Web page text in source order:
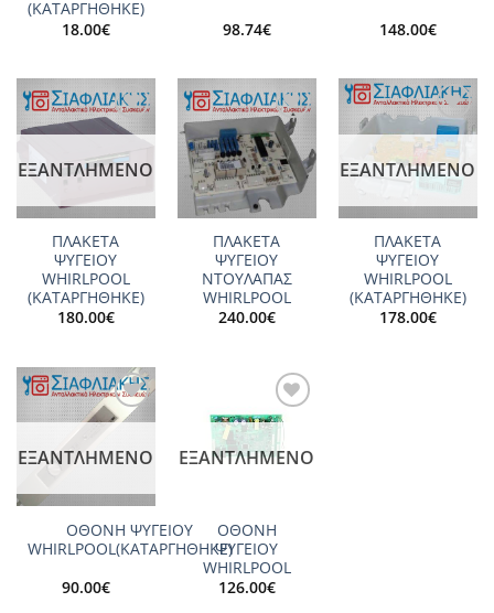
(ΚΑΤΑΡΓΗΘΗΚΕ)
18.00€ 98.74€ 148.00€
Add to
ΕΞΑΝΤΛΗΜΈΝΟ
ΠΛΑΚΕΤΑ
ΨΥΓΕΙΟΥ
WHIRLPOOL
(ΚΑΤΑΡΓΗΘΗΚΕ)
180.00€
Add to
wishlist
ΠΛΑΚΕΤΑ
ΨΥΓΕΙΟΥ
ΝΤΟΥΛΑΠΑΣ
WHIRLPOOL
240.00€
Add to
wishlist
ΕΞΑΝΤΛΗΜΈΝΟ
ΠΛΑΚΕΤΑ
ΨΥΓΕΙΟΥ
WHIRLPOOL
(ΚΑΤΑΡΓΗΘΗΚΕ)
178.00€
Add to
ΕΞΑΝΤΛΗΜΈΝΟ
ΟΘΟΝΗ ΨΥΓΕΙΟΥ
WHIRLPOOL(ΚΑΤΑΡΓΗΘΗΚΕ)
90.00€
Add to
wishlist
ΕΞΑΝΤΛΗΜΈΝΟ
ΟΘΟΝΗ
ΨΥΓΕΙΟΥ
WHIRLPOOL
126.00€